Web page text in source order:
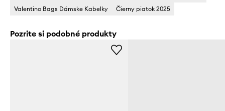
Valentino Bags Dámske Kabelky
Čierny piatok 2025
Pozrite si podobné produkty